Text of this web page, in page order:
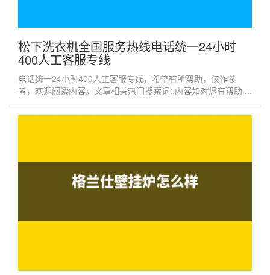
松下洗衣机全国服务热线电话统一24小时
400人工客服专线
电话统一24小时400人工客服专线，希望有所帮助，仅作参
考，欢迎阅读内容。文章相关热门搜索词:,内容如对您有帮助 ...